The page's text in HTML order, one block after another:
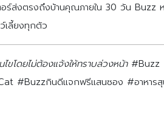
ร์ส่งตรงถึงบ้านคุณภายใน 30 วัน Buzz
เลี้ยงทุกตัว
ขโดยไม่ต้องแจ้งให้ทราบล่วงหน้า#Buzz
#Buzzกินดีแจกฟรีแสนซอง #อาหารสุ